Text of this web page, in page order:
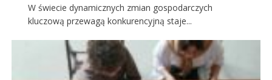
W świecie dynamicznych zmian gospodarczych
kluczową przewagą konkurencyjną staje...